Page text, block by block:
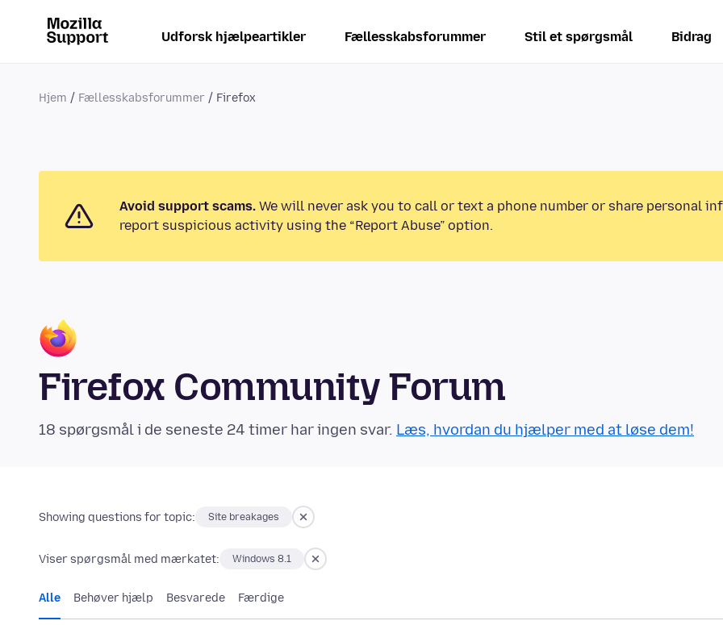
Udforsk hjælpeartikler Fællesskabsforummer Stil et spørgsmål Bidrag
Hjem Fællesskabsforummer Firefox
Avoid support scams. We will never ask you to call or text a phone number or share personal
report suspicious activity using the “Report Abuse” option.
Firefox Community Forum
18 spørgsmål i de seneste 24 timer har ingen svar. Læs, hvordan du hjælper med at løse dem!
Showing questions for topic: Site breakages
Viser spørgsmål med mærkatet: Windows 8.1
Alle Behøver hjælp Besvarede Færdige